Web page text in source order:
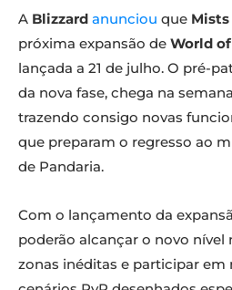
A Blizzard anunciou que Mists
próxima expansão de World
lançada a 21 de julho. O pré-
da nova fase, chega na
trazendo consigo novas
que preparam o regresso ao
de Pandaria.
Com o lançamento da
poderão alcançar o novo nível
zonas inéditas e participar em